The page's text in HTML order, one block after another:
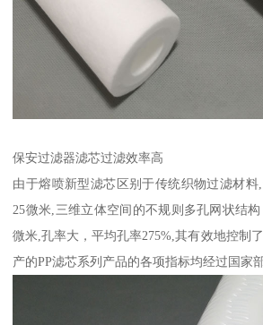
保安过滤器滤芯过滤效率高
由于熔喷新型滤芯区别于传统织物过滤材
25微米,三维立体空间的不规则多孔网状结
微米,孔率大，平均孔率275%,其有效地控制
产的PP滤芯系列产品的各项指标均经过国家